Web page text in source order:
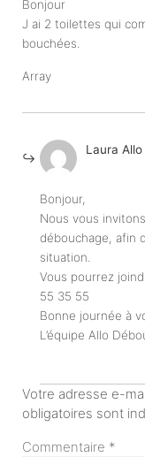
Bonjour
J ai 2 toilettes qui
bouchées.
Array
Laura
Bonjour,
Nous vous
débouchage, afin
situation.
Vous pourrez
55 35 55
Bonne journée à
L’équipe Allo
Votre adresse e-
obligatoires sont
Commentaire *